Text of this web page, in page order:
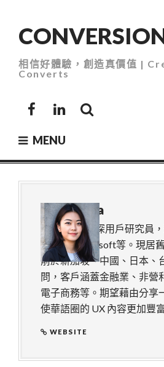
content
相信好體驗，創造真價值 |
Converts
FacebookLinkedIn
MENU
AboutElsa
Facebook 資深用戶研究員
Uber、Microsoft等。現居
前於新加坡、中國、日本、
問，客戶涵蓋金融業、非營
電子商務等。期望藉由分享
使華語圈的 UX 內容更加豐
WEBSITE